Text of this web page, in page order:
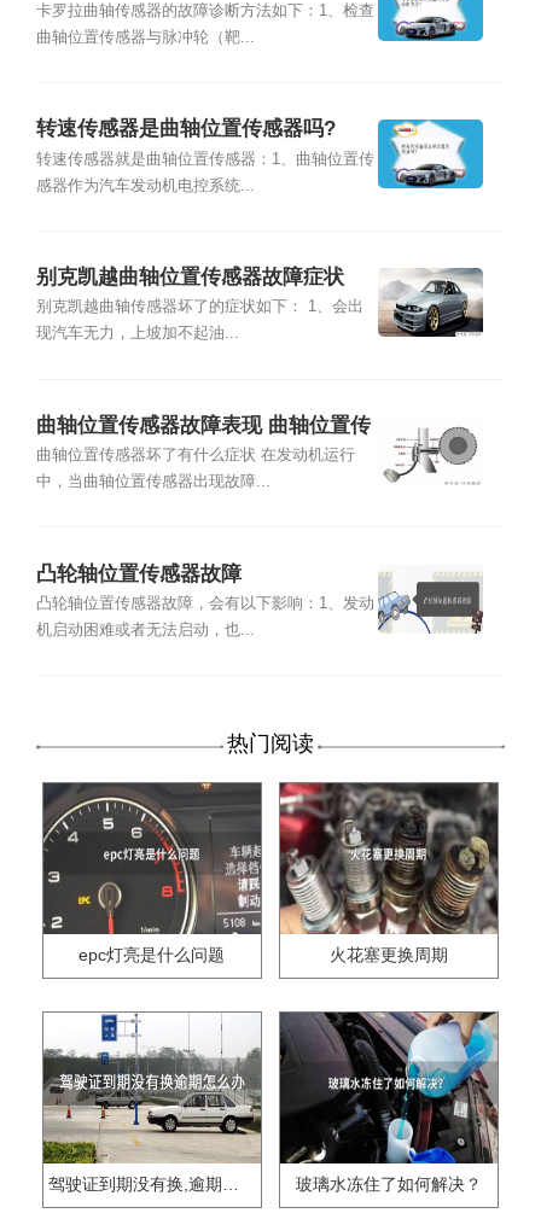
卡罗拉曲轴传感器的故障诊断方法如下：1、检查
曲轴位置传感器与脉冲轮（靶...
转速传感器是曲轴位置传感器吗?
转速传感器就是曲轴位置传感器：1、曲轴位置传
感器作为汽车发动机电控系统...
别克凯越曲轴位置传感器故障症状
别克凯越曲轴传感器坏了的症状如下： 1、会出
现汽车无力，上坡加不起油...
曲轴位置传感器故障表现 曲轴位置传
感器坏了有什么症状
曲轴位置传感器坏了有什么症状 在发动机运行
中，当曲轴位置传感器出现故障...
凸轮轴位置传感器故障
凸轮轴位置传感器故障，会有以下影响：1、发动
机启动困难或者无法启动，也...
热门阅读
epc灯亮是什么问题 火花塞更换周期
驾驶证到期没有换,逾期怎么办?? 玻璃水冻住了如何解决？